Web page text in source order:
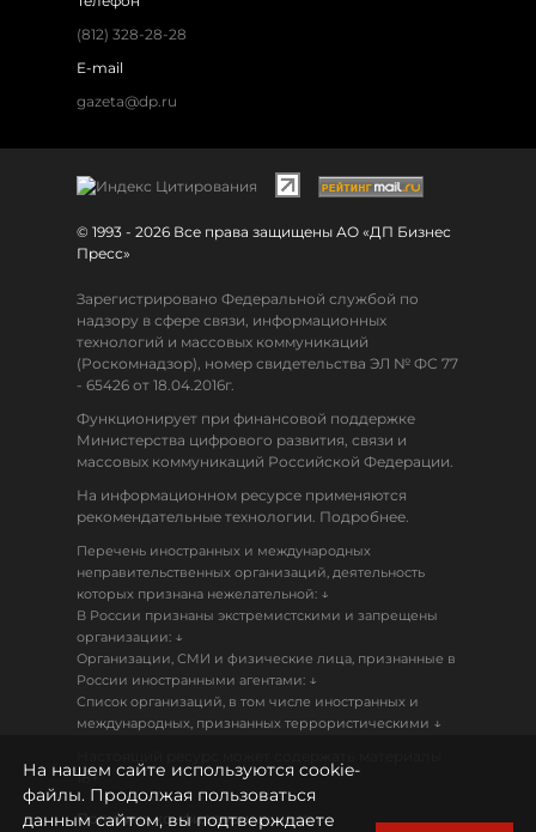
(812) 328-28-28
E-mail
gazeta@dp.ru
© 1993 - 2026 Все права защищены АО «ДП Бизнес
Пресс»
Зарегистрировано Федеральной службой по
надзору в сфере связи, информационных
технологий и массовых коммуникаций
(Роскомнадзор), номер свидетельства ЭЛ № ФС 77
- 65426 от 18.04.2016г.
Функционирует при финансовой поддержке
Министерства цифрового развития, связи и
массовых коммуникаций Российской Федерации.
На информационном ресурсе применяются
рекомендательные технологии. Подробнее.
Перечень иностранных и международных
неправительственных организаций, деятельность
которых признана нежелательной: ↓
В России признаны экстремистскими и запрещены
организации: ↓
Организации, СМИ и физические лица, признанные в
России иностранными агентами: ↓
Список организаций, в том числе иностранных и
международных, признанных террористическими ↓
18+
Политика конфиденциальности
На нашем сайте используются cookie-
файлы. Продолжая пользоваться
данным сайтом, вы подтверждаете